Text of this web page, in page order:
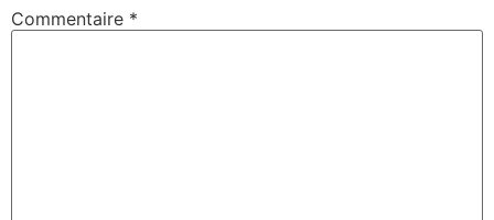
Commentaire *